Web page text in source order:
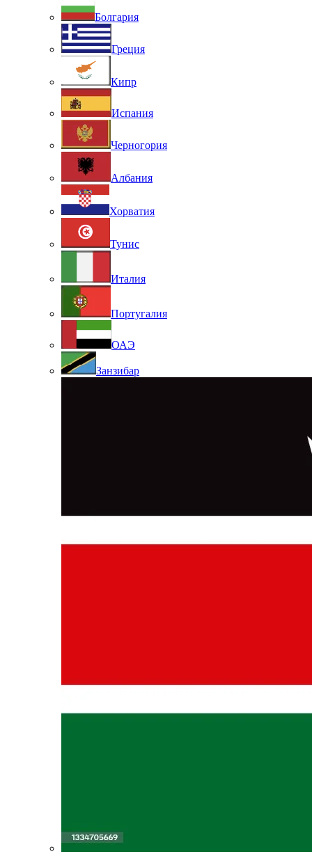
Болгария
Греция
Кипр
Испания
Черногория
Албания
Хорватия
Тунис
Италия
Португалия
ОАЭ
Занзибар